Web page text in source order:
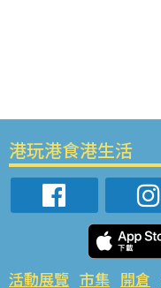
港玩港食港生活
活動展覽 市集 開倉